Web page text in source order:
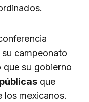
su campeonato
que su gobierno
que
los mexicanos.